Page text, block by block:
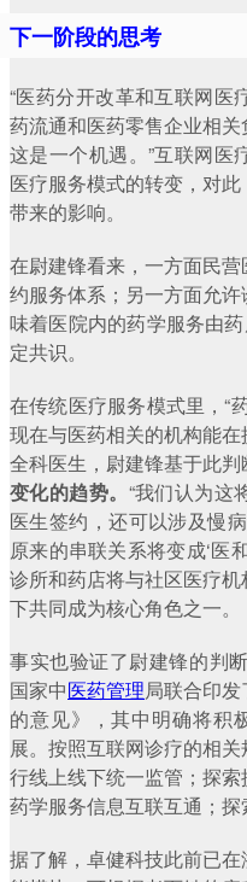
下一阶段的思考
“医药分开改革和互联网医
药流通和医药零售企业相
这是一个机遇。”互联网医
医疗服务模式的转变，对
带来的影响。
在尉建锋看来，一方面民
约服务体系；另一方面允
味着医院内的药学服务由
定共识。
在传统医疗服务模式里，“
现在与医药相关的机构能
全科医生，尉建锋基于此判
变化的趋势。 “我们认为这
医生签约，还可以涉及慢
原来的串联关系将变成‘医
诊所和药店将与社区医疗
下共同成为核心角色之一。
事实也验证了尉建锋的判
国家中医药管理局联合印
的意见》，其中明确将积
展。按照互联网诊疗的相
行线上线下统一监管；探
药学服务信息互联互通；探
据了解，卓健科技此前已